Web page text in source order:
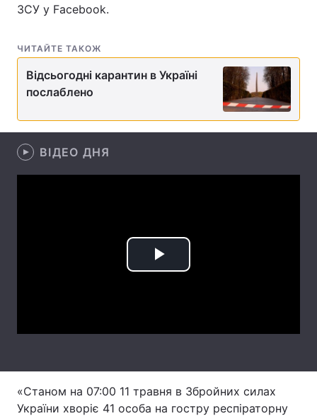
Україна
Економіка
Спорт Наука
Зброя
Здоров'я Туризм
Регіони
Архів Вакансії
Контакти
ЗСУ y Facebook.
ЧИТАЙТЕ ТАКОЖ
Відсьогодні карантин в Україні
послаблено
ВІДЕО ДНЯ
Play
«Станом на 07:00 11 травня в Збройних силах
України хворіє 41 особа на гостру респіраторну